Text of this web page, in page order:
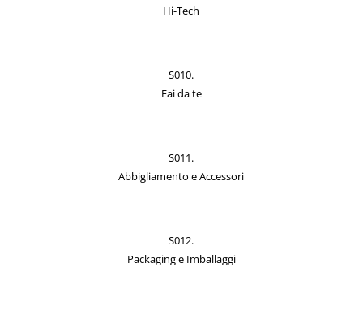
Hi-Tech
S010.
Fai da te
S011.
Abbigliamento e Accessori
S012.
Packaging e Imballaggi